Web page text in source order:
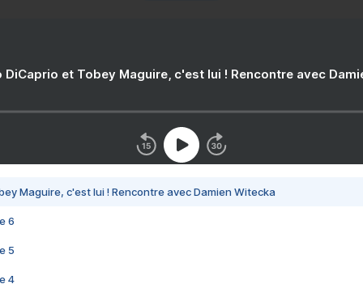
DiCaprio et Tobey Maguire, c'est lui ! Rencontre avec
Maguire, c'est lui ! Rencontre avec Damien Witecka
6
5
4